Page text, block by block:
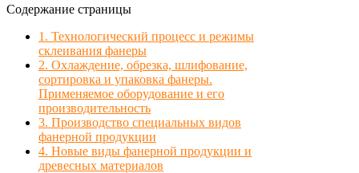
Содержание страницы
1. Технологический процесс и режимы
склеивания фанеры
2. Охлаждение, обрезка, шлифование,
сортировка и упаковка фанеры.
Применяемое оборудование и его
производительность
3. Производство специальных видов
фанерной продукции
4. Новые виды фанерной продукции и
древесных материалов